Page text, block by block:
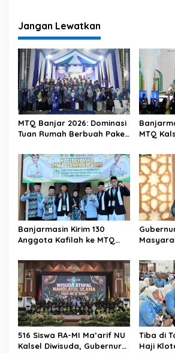
i
p
o
s
Jangan Lewatkan
MTQ Banjar 2026: Dominasi
Tuan Rumah Berbuah Paket
MTQ
Banjarmasin Kirim 130
Anggota Kafilah ke MTQ
Gelar Juara Umum
Hidup
MTQ
Tingkat
516 Siswa RA-MI Ma’arif NU
Kalsel Diwisuda, Gubernur
Tiba di
Haji